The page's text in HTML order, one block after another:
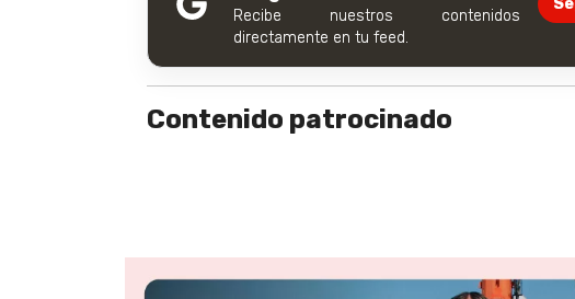
Recibe nuestros contenidos
directamente en tu feed.
Contenido patrocinado